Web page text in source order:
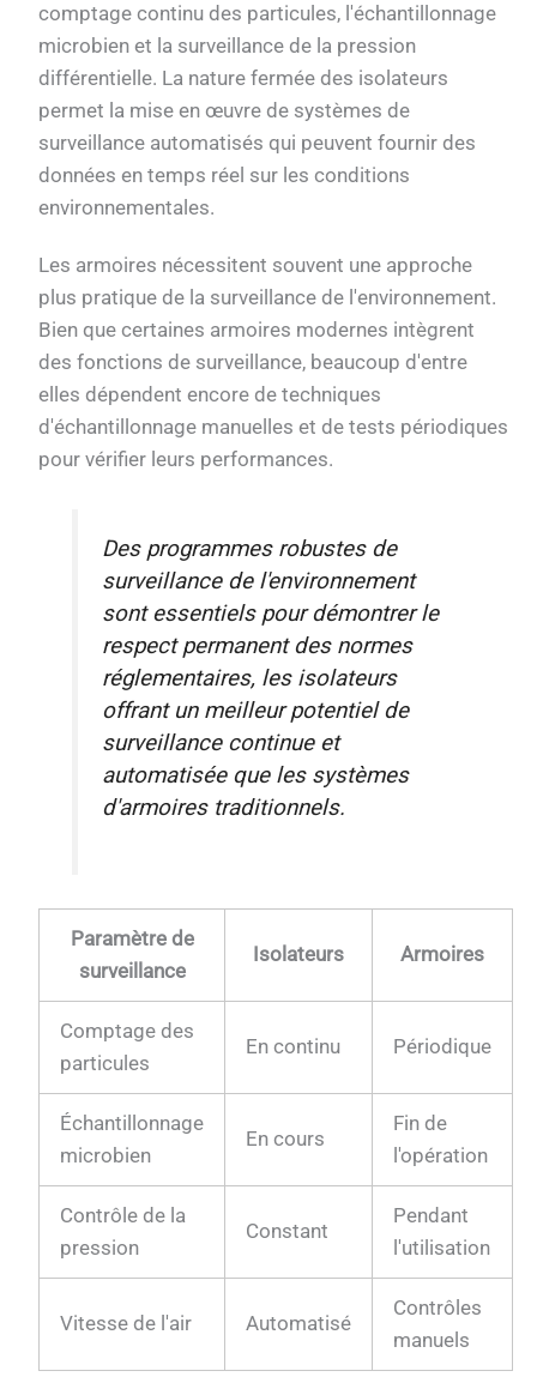
comptage continu des particules, l'échantillonnage
microbien et la surveillance de la pression
différentielle. La nature fermée des isolateurs
permet la mise en œuvre de systèmes de
surveillance automatisés qui peuvent fournir des
données en temps réel sur les conditions
environnementales.
Les armoires nécessitent souvent une approche
plus pratique de la surveillance de l'environnement.
Bien que certaines armoires modernes intègrent
des fonctions de surveillance, beaucoup d'entre
elles dépendent encore de techniques
d'échantillonnage manuelles et de tests périodiques
pour vérifier leurs performances.
Des programmes robustes de
surveillance de l'environnement
sont essentiels pour démontrer le
respect permanent des normes
réglementaires, les isolateurs
offrant un meilleur potentiel de
surveillance continue et
automatisée que les systèmes
d'armoires traditionnels.
Paramètre de
surveillance
Isolateurs Armoires
Comptage des
particules
En continu Périodique
Échantillonnage
microbien
En cours
Fin de
l'opération
Contrôle de la
pression
Constant
Pendant
l'utilisation
Vitesse de l'air Automatisé
Contrôles
manuels